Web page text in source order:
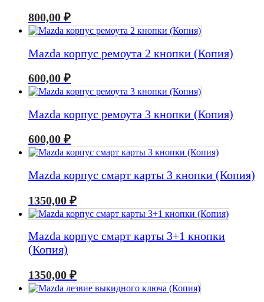
800,00 ₽
Mazda корпус ремоута 2 кнопки (Копия)
600,00 ₽
Mazda корпус ремоута 3 кнопки (Копия)
600,00 ₽
Mazda корпус смарт карты 3 кнопки (Копия)
1350,00 ₽
Mazda корпус смарт карты 3+1 кнопки
(Копия)
1350,00 ₽